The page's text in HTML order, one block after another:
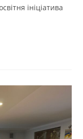
ініціатива